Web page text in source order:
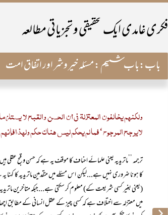
فکری غامدی ایک تحقیقی و تجزیاتی مطالعہ
باب:باب ششم : مسئلہ خیر وشر اور اتفاق امت
ولکنھم یخالفون المعتزلة فی أن الحسن والقبح لا
لایرجح المرجوح‘ فما لم یحکم لیس ھناك حکم ولھذا
ترجمہ ’’ماتریدیہ یعنی علمائے احناف کا موقف یہ ہے کہ حسن وقبح
کا ہونا ضروری نہیں ہے...لیکن اس مسئلے میں متقدمین ماتریدیہ کا
(یعنی بغیر کسی شریعت کے) معلوم کر سکتی ہے...جبکہ متاخرین
میں معتزلہ سے اختلاف ہے کہ کسی چیز کے عقل انسانی کے مطابق